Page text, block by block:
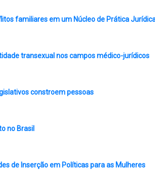
familiares em um Núcleo de Prática
transexual nos campos médico-jurídicos
constroem pessoas
no Brasil
de Inserção em Políticas para as Mulheres